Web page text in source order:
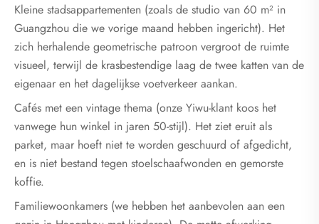
Kleine stadsappartementen (zoals de studio van 60 m² in
Guangzhou die we vorige maand hebben ingericht). Het
zich herhalende geometrische patroon vergroot de ruimte
visueel, terwijl de krasbestendige laag de twee katten van de
eigenaar en het dagelijkse voetverkeer aankan.
Cafés met een vintage thema (onze Yiwu-klant koos het
vanwege hun winkel in jaren 50-stijl). Het ziet eruit als
parket, maar hoeft niet te worden geschuurd of afgedicht,
en is niet bestand tegen stoelschaafwonden en gemorste
koffie.
Familiewoonkamers (we hebben het aanbevolen aan een